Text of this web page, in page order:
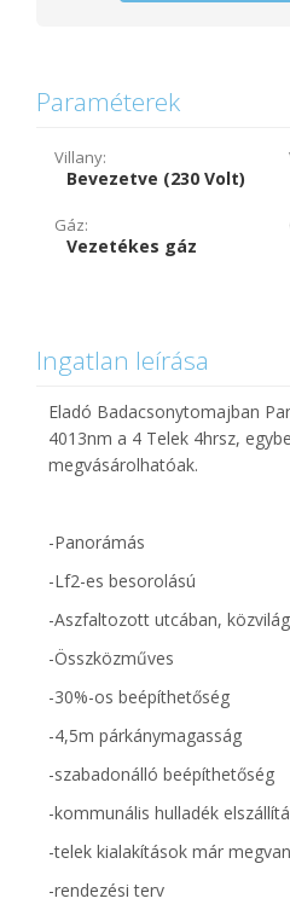
Paraméterek
Villany:
Bevezetve (230 Volt)
Gáz:
Vezetékes gáz
Ingatlan leírása
Eladó Badacsonytomajban
4013nm a 4 Telek 4hrsz,
megvásárolhatóak.
-Panorámás
-Lf2-es besorolású
-Aszfaltozott utcában,
-Összközműves
-30%-os beépíthetőség
-4,5m párkánymagasság
-szabadonálló beépíthetőség
-kommunális hulladék
-telek kialakítások már
-rendezési terv